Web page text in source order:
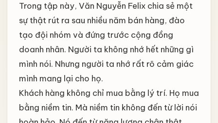
Trong tập này, Văn Nguyễn Felix chia sẻ một
sự thật rút ra sau nhiều năm bán hàng, đào
tạo đội nhóm và đứng trước cộng đồng
doanh nhân. Người ta không nhớ hết những gì
mình nói. Nhưng người ta nhớ rất rõ cảm giác
mình mang lại cho họ.
Khách hàng không chỉ mua bằng lý trí. Họ mua
bằng niềm tin. Mà niềm tin không đến từ lời nói